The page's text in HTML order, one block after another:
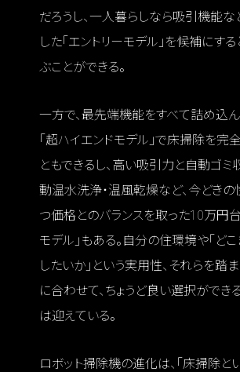
だろうし、一人暮らしなら吸引機能
した「エントリーモデル」を候補にす
ぶことができる。
一方で、最先端機能をすべて詰め込
「超ハイエンドモデル」で床掃除を完
ともできるし、高い吸引力と自動ゴミ
動温水洗浄・温風乾燥など、今どき
つ価格とのバランスを取った10万円台
モデル」もある。自分の住環境や「ど
したいか」という実用性、それらを踏
に合わせて、ちょうど良い選択ができ
は迎えている。
ロボット掃除機の進化は、「床掃除と